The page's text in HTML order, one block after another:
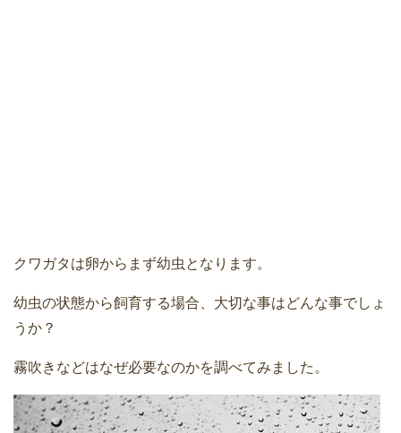
クワガタは卵からまず幼虫となります。
幼虫の状態から飼育する場合、大切な事はどんな事でしょ
うか？
霧吹きなどはなぜ必要なのかを調べてみました。